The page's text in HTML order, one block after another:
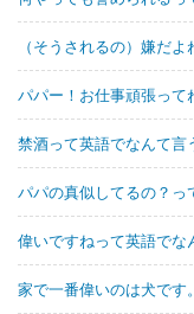
（そうされるの）嫌だ
パパー！お仕事頑張って
禁酒って英語でなんて言
パパの真似してるの？っ
偉いですねって英語でな
家で一番偉いのは犬です